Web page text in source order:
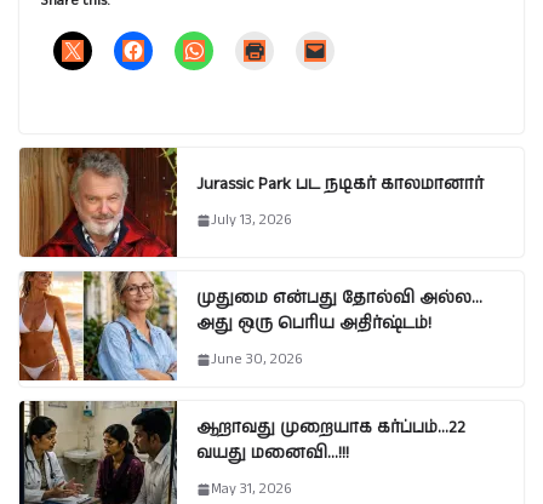
Jurassic Park பட நடிகர் காலமானார்
July 13, 2026
முதுமை என்பது தோல்வி அல்ல…
அது ஒரு பெரிய அதிர்ஷ்டம்!
June 30, 2026
ஆறாவது முறையாக கர்ப்பம்…22
வயது மனைவி…!!!
May 31, 2026